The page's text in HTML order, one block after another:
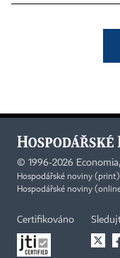
© 1996-2026
Hospodářské noviny
Hospodářské noviny
Certifikováno